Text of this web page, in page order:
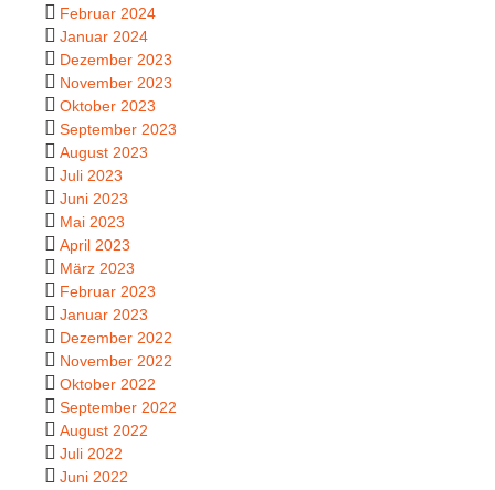
Februar 2024
Januar 2024
Dezember 2023
November 2023
Oktober 2023
September 2023
August 2023
Juli 2023
Juni 2023
Mai 2023
April 2023
März 2023
Februar 2023
Januar 2023
Dezember 2022
November 2022
Oktober 2022
September 2022
August 2022
Juli 2022
Juni 2022